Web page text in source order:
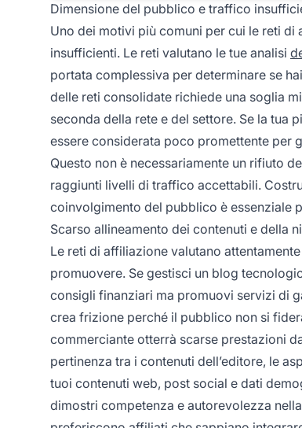
Dimensione del pubblico e traffico
Uno dei motivi più comuni per cui le reti
insufficienti. Le reti valutano le tue analisi
portata complessiva per determinare se
delle reti consolidate richiede una soglia
seconda della rete e del settore. Se la tua
essere considerata poco promettente per
Questo non è necessariamente un rifiuto
raggiunti livelli di traffico accettabili.
coinvolgimento del pubblico è essenziale
Scarso allineamento dei contenuti e della
Le reti di affiliazione valutano
promuovere. Se gestisci un blog
consigli finanziari ma promuovi servizi di
crea frizione perché il pubblico non si
commerciante otterrà scarse prestazioni
pertinenza tra i contenuti dell’editore, le
tuoi contenuti web, post social e dati
dimostri competenza e autorevolezza